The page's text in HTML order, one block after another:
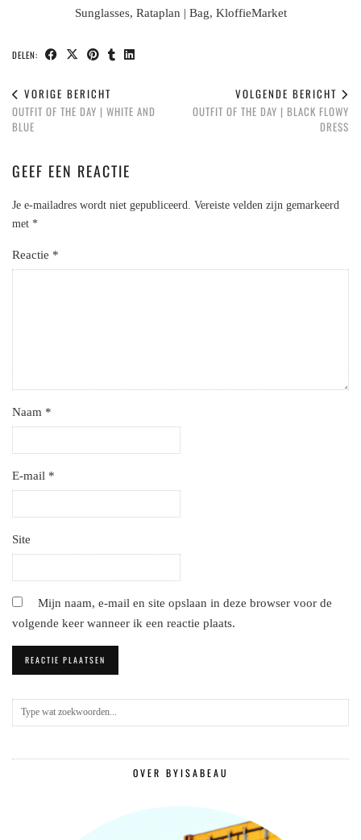
Sunglasses, Rataplan | Bag, KloffieMarket
DELEN:
VORIGE BERICHT
OUTFIT OF THE DAY | WHITE AND
BLUE
VOLGENDE BERICHT
OUTFIT OF THE DAY | BLACK FLOWY
DRESS
GEEF EEN REACTIE
Je e-mailadres wordt niet gepubliceerd.
Vereiste velden zijn gemarkeerd
met *
Reactie *
Naam *
E-mail *
Site
Mijn naam, e-mail en site opslaan in deze browser voor de
volgende keer wanneer ik een reactie plaats.
OVER BYISABEAU